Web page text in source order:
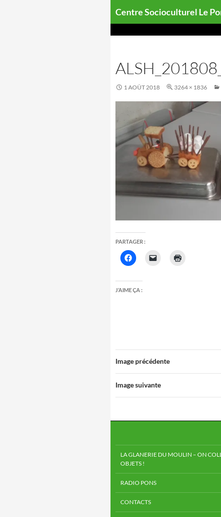
Centre Socioculturel Le
1 AOÛT 2018 3264 × 1836
PARTAGER :
J’AIME ÇA :
Image précédente
Image suivante
LA GLANERIE DU MOULIN – ON
OBJETS !
RADIO PONS
CONTACTS